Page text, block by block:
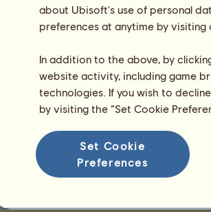
about Ubisoft's use of personal
preferences at anytime by
In addition to the above, by
website activity, including game
technologies. If you wish to
by visiting the “Set Cookie
Set Cookie
Preferences